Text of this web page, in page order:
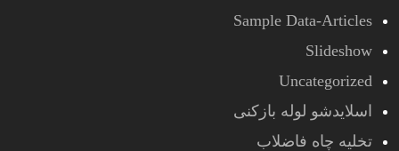
Sample Data-Articles
Slideshow
Uncategorized
اسلایدشو لوله بازکنی
تخلیه چاه فاضلاب